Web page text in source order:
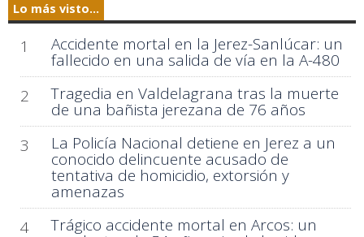
Lo más visto...
1 Accidente mortal en la Jerez-Sanlúcar: un
fallecido en una salida de vía en la A-480
2
Tragedia en Valdelagrana tras la muerte
de una bañista jerezana de 76 años
3
La Policía Nacional detiene en Jerez a un
conocido delincuente acusado de
tentativa de homicidio, extorsión y
amenazas
4
Trágico accidente mortal en Arcos: un